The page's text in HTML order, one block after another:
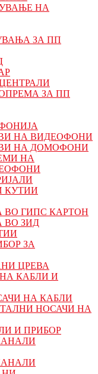
НА
ЗА ПП
ЗА ПП
НА ВИДЕОФОНИ
НА ДОМОФОНИ
НА
КУТИИ
ВО ГИПС КАРТОН
ВО ЗИД
ЗА
ЦРЕВА
КАБЛИ И
НА КАБЛИ
НОСАЧИ НА
И ПРИБОР